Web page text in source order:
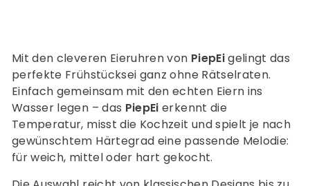
0
0
Mit den cleveren Eieruhren von PiepEigelingt das
perfekte Frühstücksei ganz ohne Rätselraten.
Einfach gemeinsam mit den echten Eiern ins
Wasser legen – das PiepEi erkennt die
Temperatur, misst die Kochzeit und spielt je nach
gewünschtem Härtegrad eine passende Melodie:
für weich, mittel oder hart gekocht.